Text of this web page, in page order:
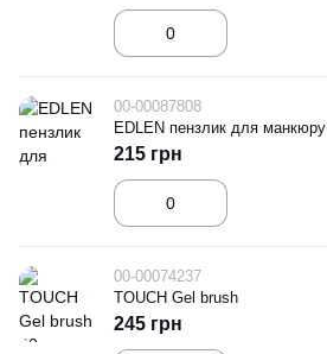
00-00087808
EDLEN пензлик для манкюру
215 грн
00-00074237
TOUCH Gel brush
245 грн